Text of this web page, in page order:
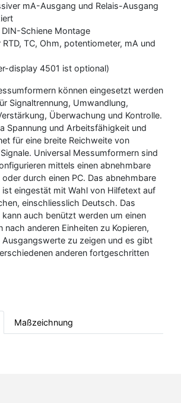
mA-Ausgang und Relais-Ausgang
Schiene Montage
RTD, TC, Ohm, potentiometer, mA und
display 4501 ist optional)
können eingesetzt werden
Signaltrennung, Umwandlung,
Überwachung und Kontrolle.
Spannung und Arbeitsfähigkeit und
für eine breite Reichweite von
Universal Messumformern sind
mittels einen abnehmbare
durch einen PC. Das abnehmbare
ist eingestät mit Wahl von Hilfetext auf
einschliesslich Deutsch. Das
auch benützt werden um einen
nach anderen Einheiten zu Kopieren,
zu zeigen und es gibt
anderen fortgeschritten
Maßzeichnung